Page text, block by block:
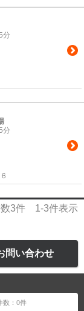
分
分
3件 1-3件表示
問い合わせ
数：0件